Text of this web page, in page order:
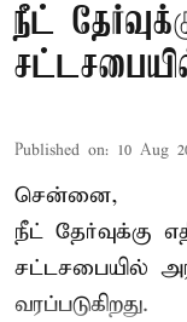
நீட்
Published on: 10 Aug
சென்னை,
நீட் தேர்வுக்கு
சட்டசபையில்
வரப்படுகிறது.